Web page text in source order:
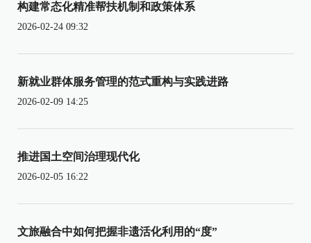
构建常态化精准帮扶机制和政策体系
2026-02-24 09:32
新就业群体服务管理的范式重构与实践进路
2026-02-09 14:25
推进国土空间治理现代化
2026-02-05 16:22
文旅融合中如何把握非遗活化利用的“度”